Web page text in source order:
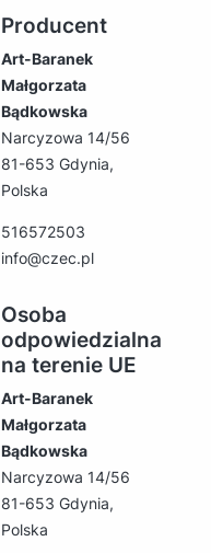
Producent
Art-Baranek
Małgorzata
Bądkowska
Narcyzowa 14/56
81-653 Gdynia,
Polska
516572503
info@czec.pl
Osoba
odpowiedzialna
na terenie UE
Art-Baranek
Małgorzata
Bądkowska
Narcyzowa 14/56
81-653 Gdynia,
Polska